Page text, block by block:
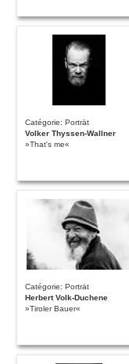
Catégorie: Porträt
Volker Thyssen-Wallner
»That's me«
Catégorie: Porträt
Herbert Volk-Duchene
»Tiroler Bauer«